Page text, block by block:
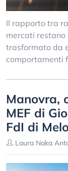
Il rapporto tra
mercati
trasformato da
comportamenti
Manovra,
MEF di
FdI di
Laura Naka